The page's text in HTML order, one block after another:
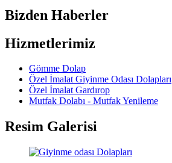
Bizden Haberler
Hizmetlerimiz
Gömme Dolap
Özel İmalat Giyinme Odası Dolapları
Özel İmalat Gardırop
Mutfak Dolabı - Mutfak Yenileme
Resim Galerisi